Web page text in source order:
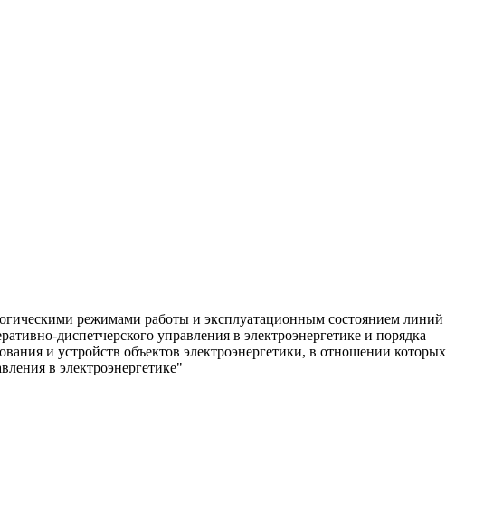
режимами работы и эксплуатационным состоянием линий
диспетчерского управления в электроэнергетике и порядка
и устройств объектов электроэнергетики, в отношении которых
в электроэнергетике"